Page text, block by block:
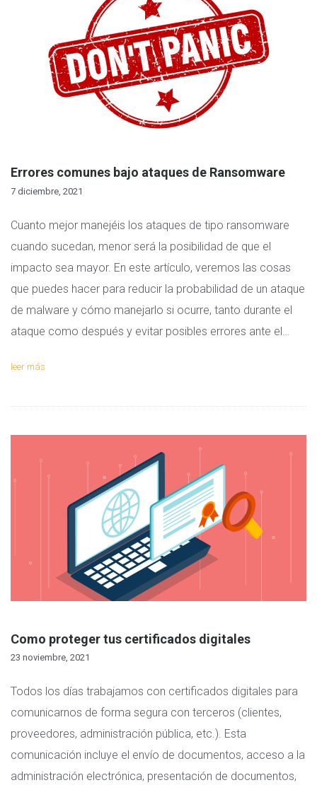
Errores comunes bajo ataques de Ransomware
7 diciembre, 2021
Cuanto mejor manejéis los ataques de tipo ransomware
cuando sucedan, menor será la posibilidad de que el
impacto sea mayor. En este artículo, veremos las cosas
que puedes hacer para reducir la probabilidad de un ataque
de malware y cómo manejarlo si ocurre, tanto durante el
ataque como después y evitar posibles errores ante el…
leer más
Como proteger tus certificados digitales
23 noviembre, 2021
Todos los días trabajamos con certificados digitales para
comunicarnos de forma segura con terceros (clientes,
proveedores, administración pública, etc.). Esta
comunicación incluye el envío de documentos, acceso a la
administración electrónica, presentación de documentos,